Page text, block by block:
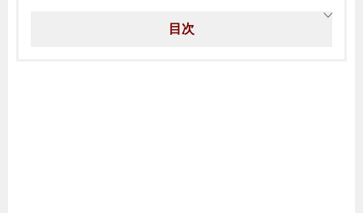
目次